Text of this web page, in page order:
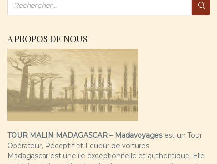
A PROPOS DE NOUS
TOUR MALIN MADAGASCAR – Madavoyagesest un Tour
Opérateur, Réceptif et Loueur de voitures
Madagascar est une île exceptionnelle et authentique. Elle